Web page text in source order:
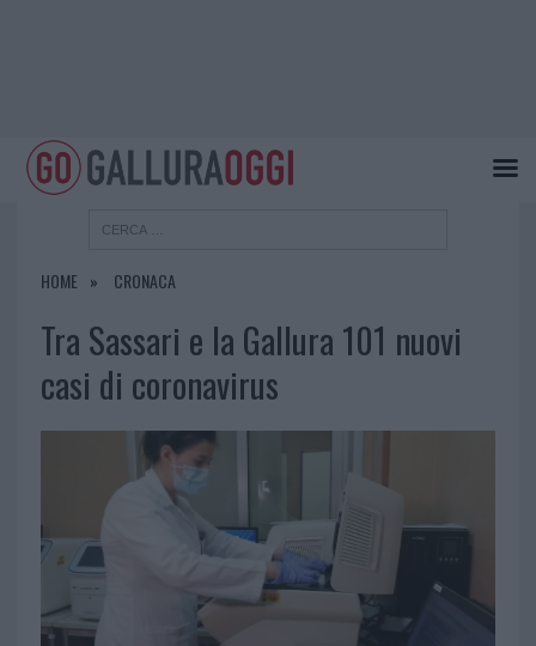
HOME CRONACA
Tra Sassari e la Gallura 101 nuovi
casi di coronavirus